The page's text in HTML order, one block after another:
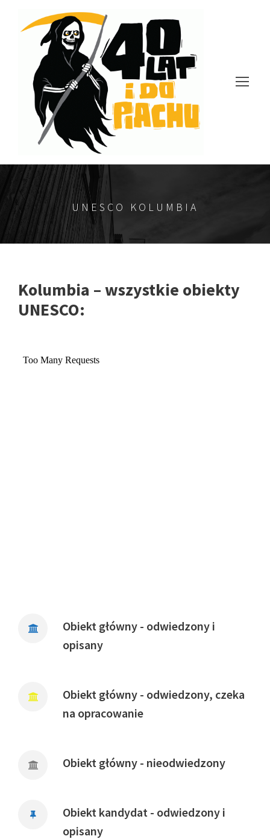
UNESCO KOLUMBIA
Kolumbia – wszystkie obiekty
UNESCO:
Obiekt główny - odwiedzony i
opisany
Obiekt główny - odwiedzony, czeka
na opracowanie
Obiekt główny - nieodwiedzony
Obiekt kandydat - odwiedzony i
opisany